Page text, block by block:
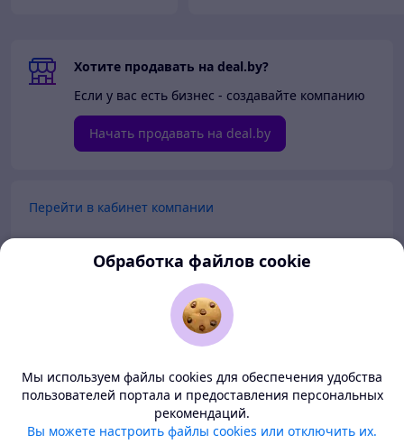
Хотите продавать на deal.by?
Если у вас есть бизнес - создавайте компанию
Начать продавать на deal.by
Перейти в кабинет компании
Перейти в личный кабинет
О нас
Тема-светлая BETA
Deal.by — маркетплейс Беларуси
Обработка файлов cookie
Мы используем файлы cookies для обеспечения удобства
пользователей портала и предоставления персональных
рекомендаций.
Вы можете настроить файлы cookies или отключить их.